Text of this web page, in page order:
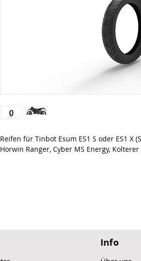
Reifen für Tinbot Esum ES1 S oder ES1 X
Horwin Ranger, Cyber MS Energy, Kolterer
Info